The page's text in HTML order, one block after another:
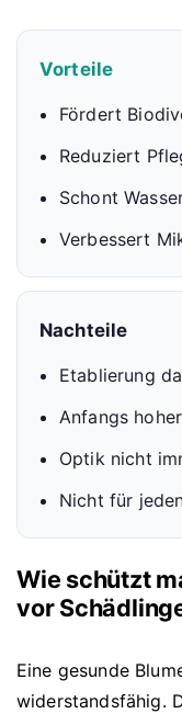
Vorteile
Fördert
Reduziert
Schont
Verbessert
Nachteile
Etablierung
Anfangs
Optik nicht
Nicht für
Wie schützt
vor
Eine gesunde
widerstandsfähig.